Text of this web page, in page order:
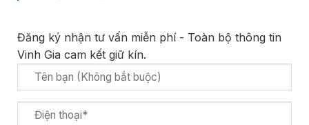
Đăng ký nhận tư vấn miễn phí - Toàn bộ thông tin
Vinh Gia cam kết giữ kín.